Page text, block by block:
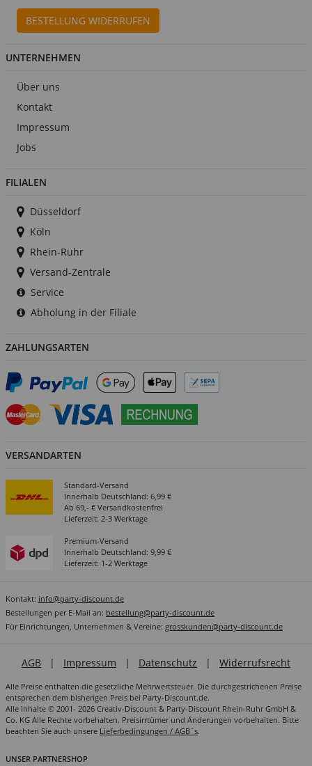
BESTELLUNG WIDERRUFEN
UNTERNEHMEN
Über uns
Kontakt
Impressum
Jobs
FILIALEN
Düsseldorf
Köln
Rhein-Ruhr
Versand-Zentrale
Service
Abholung in der Filiale
ZAHLUNGSARTEN
VERSANDARTEN
Standard-Versand
Innerhalb Deutschland: 6,99 €
Ab 69,- € Versandkostenfrei
Lieferzeit: 2-3 Werktage
Premium-Versand
Innerhalb Deutschland: 9,99 €
Lieferzeit: 1-2 Werktage
Kontakt: info@party-discount.de
Bestellungen per E-Mail an: bestellung@party-discount.de
Für Einrichtungen, Unternehmen & Vereine: grosskunden@party-discount.de
AGB | Impressum | Datenschutz | Widerrufsrecht
Alle Preise enthalten die gesetzliche Mehrwertsteuer. Die durchgestrichenen Preise
entsprechen dem bisherigen Preis bei Party-Discount.de.
Alle Inhalte © 2001- 2026 Creativ-Discount & Party-Discount Rhein-Ruhr GmbH &
Co. KG Alle Rechte vorbehalten. Preisirrtümer und Änderungen vorbehalten. Bitte
beachten Sie auch unsere Lieferbedingungen / AGB´s.
UNSER PARTNERSHOP